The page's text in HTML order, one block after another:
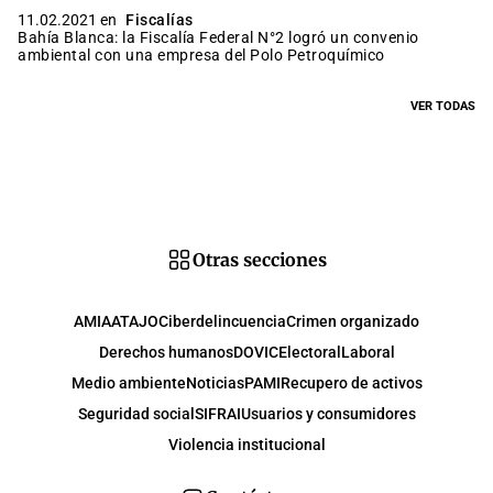
11.02.2021 en
Fiscalías
Bahía Blanca: la Fiscalía Federal N°2 logró un convenio
ambiental con una empresa del Polo Petroquímico
VER TODAS
Otras secciones
AMIAATAJOCiberdelincuenciaCrimen organizado
Derechos humanosDOVICElectoral Laboral
Medio ambienteNoticiasPAMIRecupero de activos
Seguridad social SIFRAIUsuarios y consumidores
Violencia institucional